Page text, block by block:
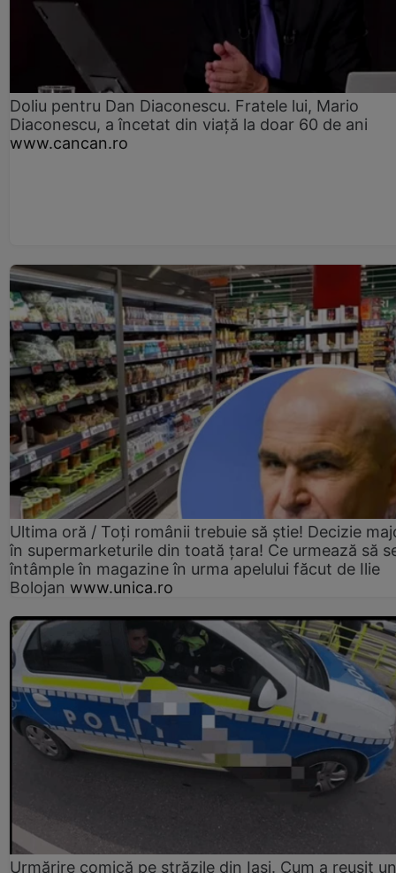
Doliu pentru Dan Diaconescu. Fratele lui, Mario
Diaconescu, a încetat din viață la doar 60 de ani
www.cancan.ro
Ultima oră / Toți românii trebuie să știe! Decizie
în supermarketurile din toată țara! Ce urmează să
întâmple în magazine în urma apelului făcut de Ilie
Bolojan www.unica.ro
Urmărire comică pe străzile din Iași. Cum a reușit un